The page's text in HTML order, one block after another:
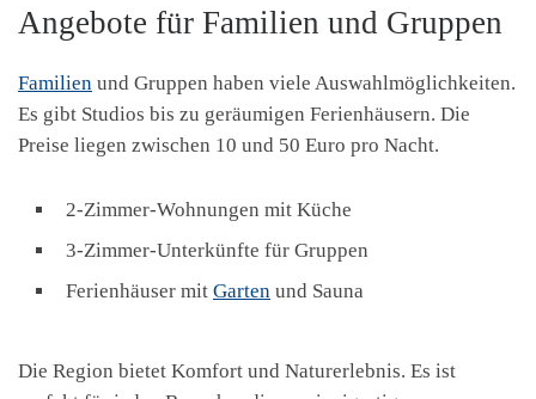
Angebote für Familien und Gruppen
Familien und Gruppen haben viele Auswahlmöglichkeiten.
Es gibt Studios bis zu geräumigen Ferienhäusern. Die
Preise liegen zwischen 10 und 50 Euro pro Nacht.
2-Zimmer-Wohnungen mit Küche
3-Zimmer-Unterkünfte für Gruppen
Ferienhäuser mit Garten und Sauna
Die Region bietet Komfort und Naturerlebnis. Es ist